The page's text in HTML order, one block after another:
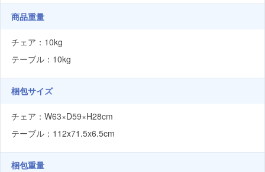
商品重量
チェア：10kg
テーブル：10kg
梱包サイズ
チェア：W63×D59×H28cm
テーブル：112x71.5x6.5cm
梱包重量